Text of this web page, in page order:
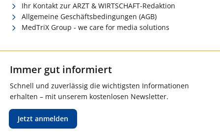
Ihr Kontakt zur ARZT & WIRTSCHAFT-Redaktion
Allgemeine Geschäftsbedingungen (AGB)
MedTriX Group - we care for media solutions
Immer gut informiert
Schnell und zuverlässig die wichtigsten Informationen
erhalten – mit unserem kostenlosen Newsletter.
Jetzt anmelden